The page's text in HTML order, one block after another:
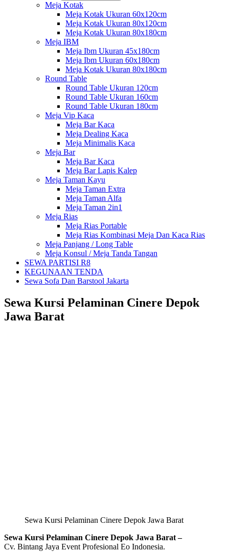
Meja Kotak
Meja Kotak Ukuran 60x120cm
Meja Kotak Ukuran 80x120cm
Meja Kotak Ukuran 80x180cm
Meja IBM
Meja Ibm Ukuran 45x180cm
Meja Ibm Ukuran 60x180cm
Meja Kotak Ukuran 80x180cm
Round Table
Round Table Ukuran 120cm
Round Table Ukuran 160cm
Round Table Ukuran 180cm
Meja Vip Kaca
Meja Bar Kaca
Meja Dealing Kaca
Meja Minimalis Kaca
Meja Bar
Meja Bar Kaca
Meja Bar Lapis Kalep
Meja Taman Kayu
Meja Taman Extra
Meja Taman Alfa
Meja Taman 2in1
Meja Rias
Meja Rias Portable
Meja Rias Kombinasi Meja Dan Kaca Rias
Meja Panjang / Long Table
Meja Konsul / Meja Tanda Tangan
SEWA PARTISI R8
KEGUNAAN TENDA
Sewa Sofa Dan Barstool Jakarta
Sewa Kursi Pelaminan Cinere Depok
Jawa Barat
Sewa Kursi Pelaminan Cinere Depok Jawa Barat
Sewa Kursi Pelaminan Cinere Depok Jawa Barat –
Cv. Bintang Jaya Event Profesional Eo Indonesia.